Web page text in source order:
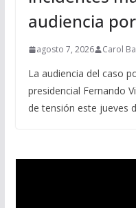
audiencia
agosto 7, 2026 Carol
La audiencia del caso
presidencial Fernando
de tensión este jueves